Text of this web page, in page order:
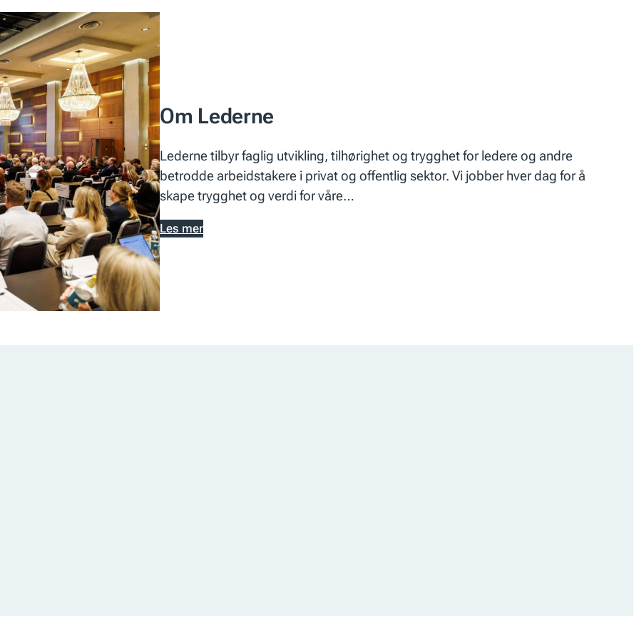
Om Lederne
Lederne tilbyr faglig utvikling, tilhørighet og trygghet for ledere og andre
betrodde arbeidstakere i privat og offentlig sektor. Vi jobber hver dag for å
skape trygghet og verdi for våre…
Les mer